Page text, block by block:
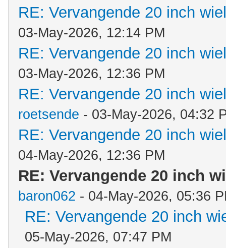
RE: Vervangende 20 inch
03-May-2026, 12:14 PM
RE: Vervangende 20 inch
03-May-2026, 12:36 PM
RE: Vervangende 20 inch
roetsende - 03-May-2026, 04:32
RE: Vervangende 20 inch
04-May-2026, 12:36 PM
RE: Vervangende 20 inch
baron062 - 04-May-2026, 05:36
RE: Vervangende 20 inch
05-May-2026, 07:47 PM